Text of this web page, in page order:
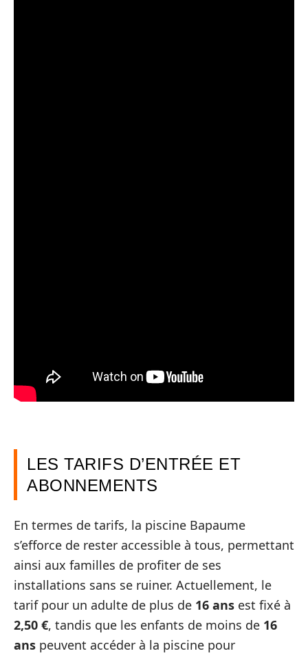
LES TARIFS D’ENTRÉE ET
ABONNEMENTS
En termes de tarifs, la piscine Bapaume
s’efforce de rester accessible à tous, permettant
ainsi aux familles de profiter de ses
installations sans se ruiner. Actuellement, le
tarif pour un adulte de plus de 16 ans est fixé à
2,50 €, tandis que les enfants de moins de 16
ans peuvent accéder à la piscine pour